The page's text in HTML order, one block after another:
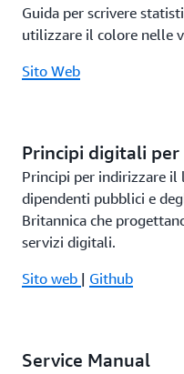
Guida per scrivere
utilizzare il colore nelle
Sito Web
Principi digitali
Principi per indirizzare il
dipendenti pubblici e
Britannica che
servizi digitali.
Sito web | Github
Service Manual